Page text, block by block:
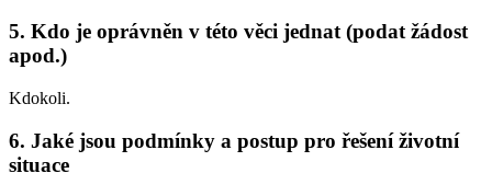
5. Kdo je oprávněn v této věci jednat (podat žádost
apod.)
Kdokoli.
6. Jaké jsou podmínky a postup pro řešení životní
situace